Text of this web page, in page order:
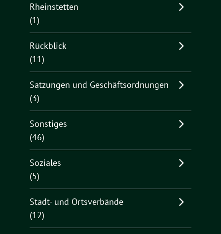
Rheinstetten
(1)
Rückblick
(11)
Satzungen und Geschäftsordnungen
(3)
Sonstiges
(46)
Soziales
(5)
Stadt- und Ortsverbände
(12)